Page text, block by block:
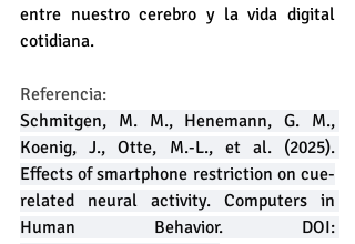
entre nuestro cerebro y la vida digital
cotidiana.
Referencia:
Schmitgen, M. M., Henemann, G. M.,
Koenig, J., Otte, M.-L., et al. (2025).
Effects of smartphone restriction on cue-
related neural activity. Computers in
Human Behavior. DOI: